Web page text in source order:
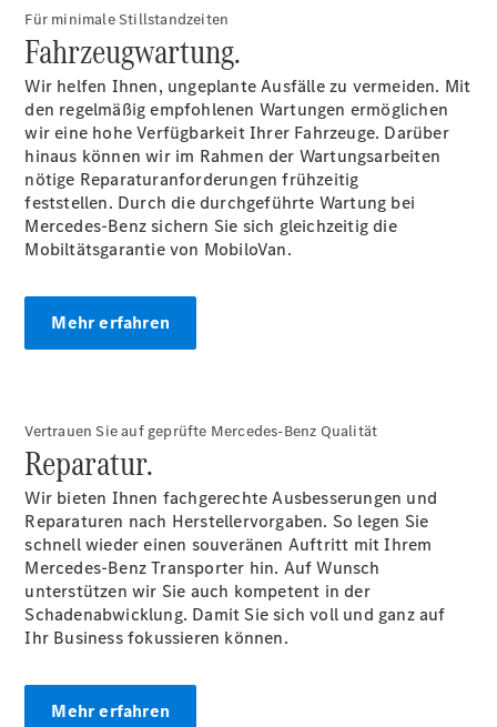
Mercedes-
Benz
Store
Gebrauchtwagensuche
Elektrotransporter
Sprinter
Sprinter
Kastenwagen
eSprinter
Tourer
eSprinter
Pritschenfahrzeug
- elektrisch
Sprinter
Fahrgestell
eSprinter
Fahrgestell
Für minimale Stillstandzeiten
Fahrzeugwartung.
Wir helfen Ihnen, ungeplante Ausfälle zu vermeiden. Mit
den regelmäßig empfohlenen Wartungen ermöglichen
wir eine hohe Verfügbarkeit Ihrer Fahrzeuge. Darüber
hinaus können wir im Rahmen der Wartungsarbeiten
nötige Reparaturanforderungen frühzeitig
feststellen. Durch die durchgeführte Wartung bei
Mercedes-Benz sichern Sie sich gleichzeitig die
Mobiltätsgarantie von MobiloVan.
Mehr erfahren
Vertrauen Sie auf geprüfte Mercedes-Benz Qualität
Reparatur.
Wir bieten Ihnen fachgerechte Ausbesserungen und
Reparaturen nach Herstellervorgaben. So legen Sie
schnell wieder einen souveränen Auftritt mit Ihrem
Mercedes-Benz Transporter hin. Auf Wunsch
unterstützen wir Sie auch kompetent in der
Schadenabwicklung. Damit Sie sich voll und ganz auf
Ihr Business fokussieren können.
Mehr erfahren